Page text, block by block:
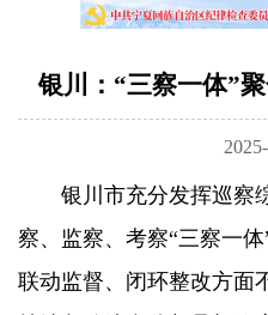
银川：“三察一体”
银川市充分发挥巡察
察、监察、考察“三察一
联动监督、闭环整改方面